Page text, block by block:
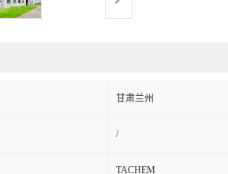
甘肃兰州
/
TACHEM